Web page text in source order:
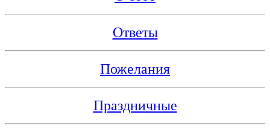
Ответы
Пожелания
Праздничные